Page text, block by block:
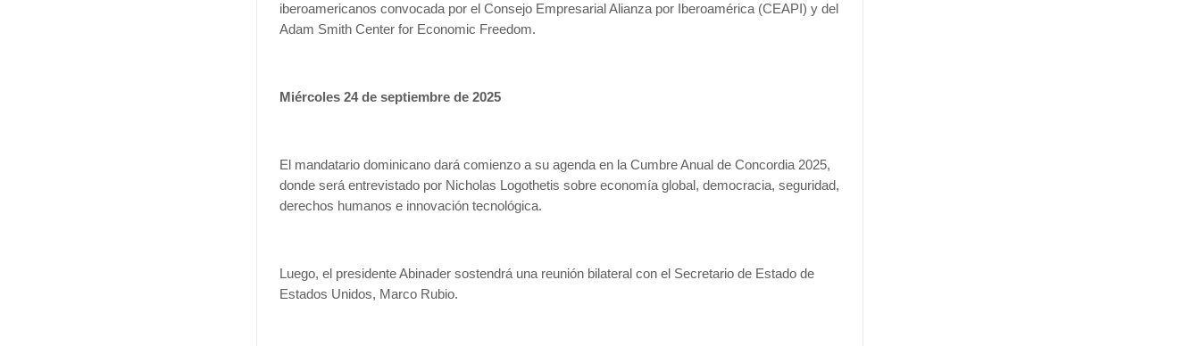
iberoamericanos convocada por el Consejo Empresarial Alianza por Iberoamérica (CEAPI) y del
Adam Smith Center for Economic Freedom.
Miércoles 24 de septiembre de 2025
El mandatario dominicano dará comienzo a su agenda en la Cumbre Anual de Concordia 2025,
donde será entrevistado por Nicholas Logothetis sobre economía global, democracia, seguridad,
derechos humanos e innovación tecnológica.
Luego, el presidente Abinader sostendrá una reunión bilateral con el Secretario de Estado de
Estados Unidos, Marco Rubio.